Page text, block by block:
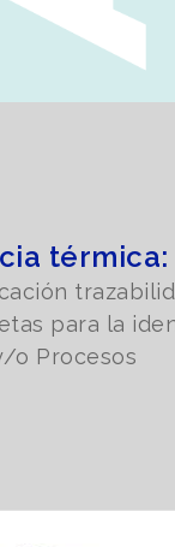
térmica:
para la
o Procesos